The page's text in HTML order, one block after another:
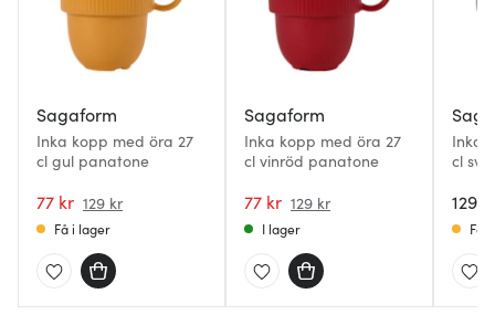
Sagaform
Inka kopp med öra 27
cl gul panatone
77 kr 129 kr
Få i lager
Sagaform
Inka kopp med öra 27
cl vinröd panatone
77 kr 129 kr
I lager
Inka
cl
129
Få